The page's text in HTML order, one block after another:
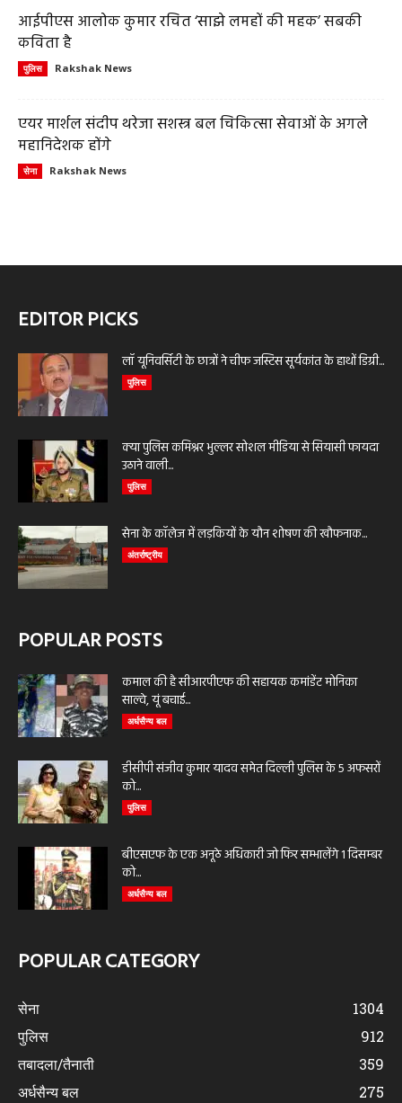
आईपीएस आलोक कुमार रचित ‘साझे लमहों की महक’ सबकी
कविता है
पुलिस Rakshak News
एयर मार्शल संदीप थरेजा सशस्त्र बल चिकित्सा सेवाओं के अगले
महानिदेशक होंगे
सेना Rakshak News
EDITOR PICKS
लॉ यूनिवर्सिटी के छात्रों ने चीफ जस्टिस सूर्यकांत के हाथों डिग्री...
पुलिस
क्या पुलिस कमिश्नर भुल्लर सोशल मीडिया से सियासी फायदा
उठाने वाली...
पुलिस
सेना के कॉलेज में लड़कियों के यौन शोषण की खौफनाक...
अंतर्राष्ट्रीय
POPULAR POSTS
कमाल की है सीआरपीएफ की सहायक कमांडेंट मोनिका
साल्वे, यूं बचाई...
अर्धसैन्य बल
डीसीपी संजीव कुमार यादव समेत दिल्ली पुलिस के 5 अफसरों
को...
पुलिस
बीएसएफ के एक अनूठे अधिकारी जो फिर सम्भालेंगे 1 दिसम्बर
को...
अर्धसैन्य बल
POPULAR CATEGORY
सेना
1304
पुलिस
912
तबादला/तैनाती
359
अर्धसैन्य बल
275